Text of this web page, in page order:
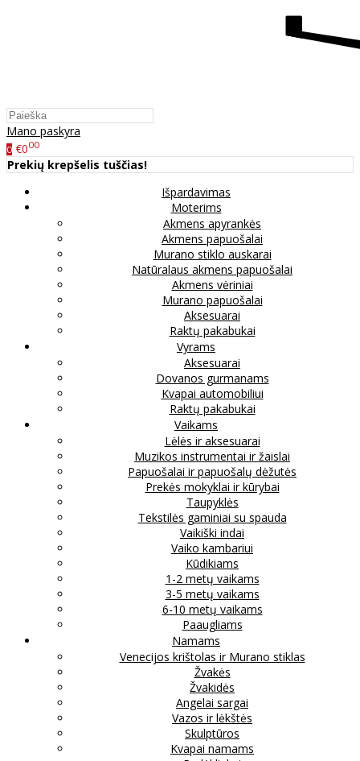
Mano paskyra
0 €000
Prekių krepšelis tuščias!
Išpardavimas
Moterims
Akmens apyrankės
Akmens papuošalai
Murano stiklo auskarai
Natūralaus akmens papuošalai
Akmens vėriniai
Murano papuošalai
Aksesuarai
Raktų pakabukai
Vyrams
Aksesuarai
Dovanos gurmanams
Kvapai automobiliui
Raktų pakabukai
Vaikams
Lėlės ir aksesuarai
Muzikos instrumentai ir žaislai
Papuošalai ir papuošalų dėžutės
Prekės mokyklai ir kūrybai
Taupyklės
Tekstilės gaminiai su spauda
Vaikiški indai
Vaiko kambariui
Kūdikiams
1-2 metų vaikams
3-5 metų vaikams
6-10 metų vaikams
Paaugliams
Namams
Venecijos krištolas ir Murano stiklas
Žvakės
Žvakidės
Angelai sargai
Vazos ir lėkštės
Skulptūros
Kvapai namams